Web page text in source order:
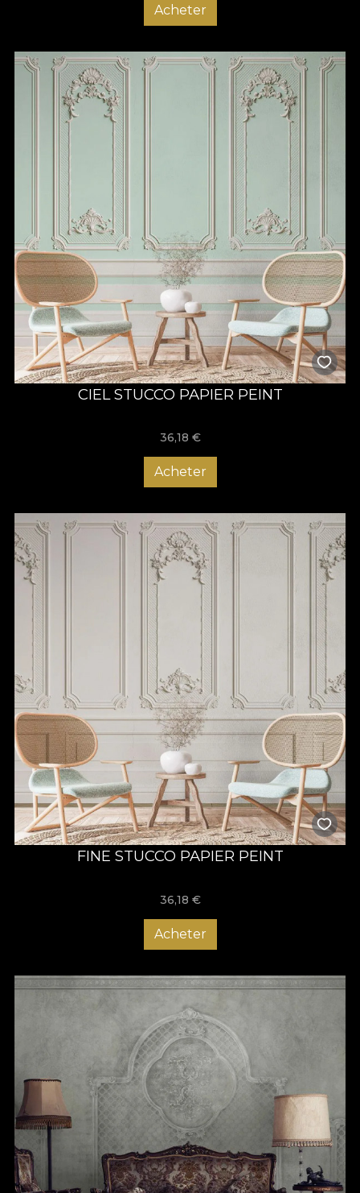
Acheter
CIEL STUCCO PAPIER PEINT
36,18 €
Acheter
FINE STUCCO PAPIER PEINT
36,18 €
Acheter